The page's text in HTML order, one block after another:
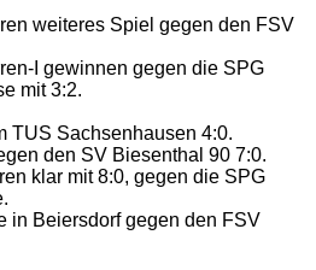
weiteres Spiel gegen den FSV
I gewinnen gegen die SPG
mit 3:2.
TUS Sachsenhausen 4:0.
den SV Biesenthal 90 7:0.
klar mit 8:0, gegen die SPG
in Beiersdorf gegen den FSV